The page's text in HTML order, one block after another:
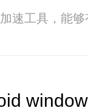
速工具，能